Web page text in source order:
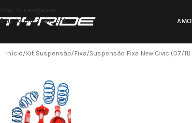
Skip to navigation
Skip to main content
Início Kit Suspensão Fixa Suspensão Fixa New Civic (07/